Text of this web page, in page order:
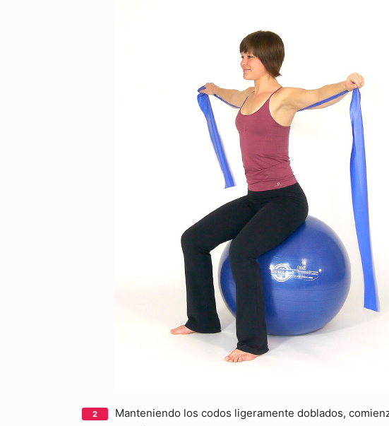
Manteniendo los codos ligeramente doblados,